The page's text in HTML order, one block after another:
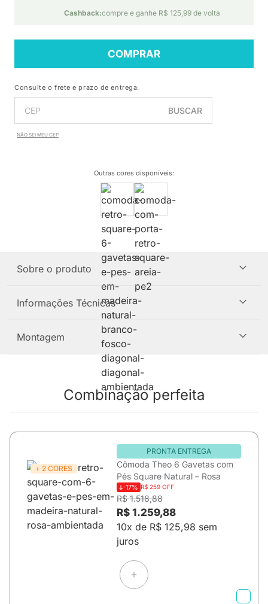
Cashback:compre e ganhe R$ 125,99 de volta
COMPRAR
Consulte o frete e prazo de entrega:
BUSCAR
NÃO SEI MEU CEP
Outras cores disponíveis:
Sobre o produto
Informações Técnicas
Montagem
Combinação perfeita
+ 2 CORES
PRONTA ENTREGA
Cômoda Theo 6 Gavetas com
Pés Square Natural – Rosa
-17% R$ 259 OFF
R$ 1.518,88
R$ 1.259,88
10x de R$ 125,98 sem
juros